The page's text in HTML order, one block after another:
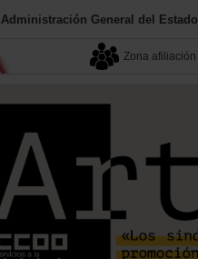
Administración General del Estado
Zona afiliación